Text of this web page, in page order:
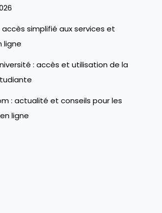
accès simplifié aux services et
ligne
: accès et utilisation de la
: actualité et conseils pour les
ligne